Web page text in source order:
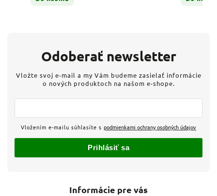
Informácie pre vás
Odoberať newsletter
Vložte svoj e-mail a my Vám budeme zasielať informácie
o nových produktoch na našom e-shope.
Vložením e-mailu súhlasíte s podmienkami ochrany osobných údajov
Prihlásiť sa